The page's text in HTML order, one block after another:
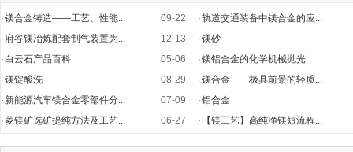
·镁合金铸造——工艺、性能...
09-22
· 府谷镁冶炼配套制气装置为...
12-13
· 白云石产品百科
05-06
·镁锭酸洗
08-29
· 新能源汽车镁合金零部件分...
07-09
·菱镁矿选矿提纯方法及工艺... 06-27
·轨道交通装备中镁合金的应...
·镁砂
·镁铝合金的化学机械抛光
·镁合金——极具前景的轻质...
·铝合金
·
【镁工艺】高纯净镁短流程...